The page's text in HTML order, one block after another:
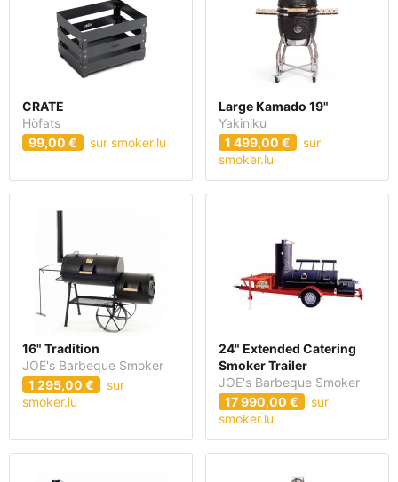
CRATE
Höfats
99,00 €
sur smoker.lu
Large Kamado 19"
Yakiniku
1 499,00 €
sur
smoker.lu
16" Tradition
JOE's Barbeque Smoker
1 295,00 €
sur
smoker.lu
24" Extended Catering
Smoker Trailer
JOE's Barbeque Smoker
17 990,00 €
sur
smoker.lu